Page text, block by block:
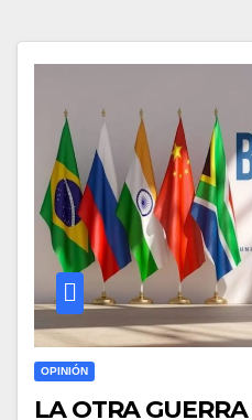
OPINIÓN
LA OTRA